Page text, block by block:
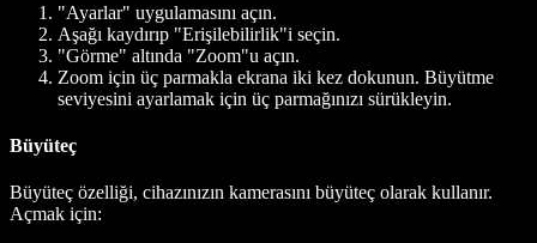
"Ayarlar" uygulamasını açın.
Aşağı kaydırıp "Erişilebilirlik"i seçin.
"Görme" altında "Zoom"u açın.
Zoom için üç parmakla ekrana iki kez dokunun. Büyütme
seviyesini ayarlamak için üç parmağınızı sürükleyin.
Büyüteç
Büyüteç özelliği, cihazınızın kamerasını büyüteç olarak kullanır.
Açmak için: